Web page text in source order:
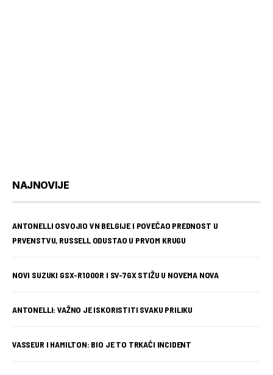
NAJNOVIJE
ANTONELLI OSVOJIO VN BELGIJE I POVEĆAO PREDNOST U
PRVENSTVU, RUSSELL ODUSTAO U PRVOM KRUGU
NOVI SUZUKI GSX-R1000R I SV-7GX STIŽU U NOVEMA NOVA
ANTONELLI: VAŽNO JE ISKORISTITI SVAKU PRILIKU
VASSEUR I HAMILTON: BIO JE TO TRKAĆI INCIDENT